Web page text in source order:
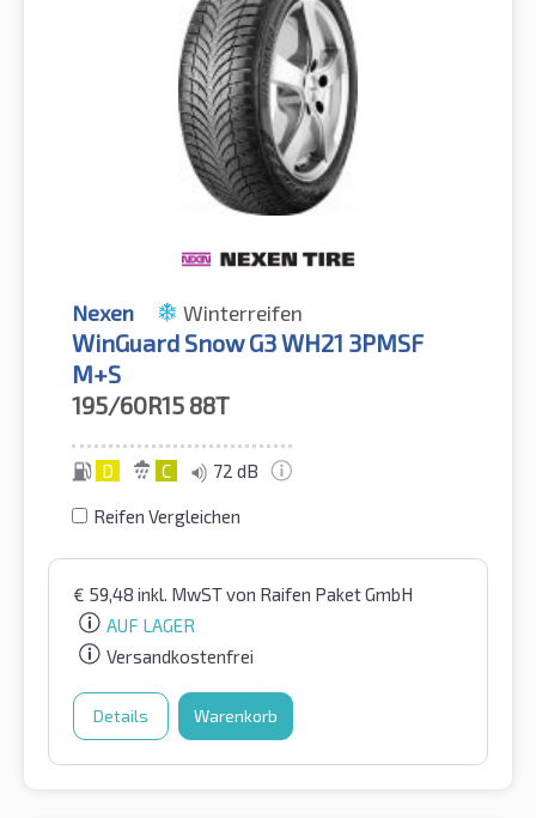
Nexen Winterreifen
WinGuard Snow G3 WH21 3PMSF
M+S
195/60R15 88T
D C 72 dB
Reifen Vergleichen
€ 59,48 inkl. MwSTvon Raifen Paket GmbH
AUF LAGER
Versandkostenfrei
Details Warenkorb